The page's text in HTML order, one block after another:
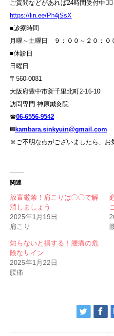
ご質問などがあれば24時間受付中💁‍♀️
https://lin.ee/Ph4jSsX
■診療時間
月曜～土曜日 ９：００～２０：０
■休診日
日曜日
〒560-0081
大阪府豊中市新千里北町2-16-10
訪問専門 神原鍼灸院
☎06-6556-9542
✉kambara.sinkyuin@gmail.com
※ご不明な点がございましたら、お
関連
放置厳禁！肩こりは〇〇で解
消しましょう
2025年1月19日
肩こり
知らないと損する！腰痛の危
険なサイン
2025年1月22日
腰痛